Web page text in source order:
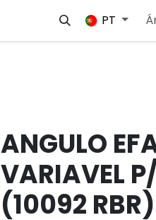
Empregos
PT
ANGULO
VARIAVEL
(10092 RBR)